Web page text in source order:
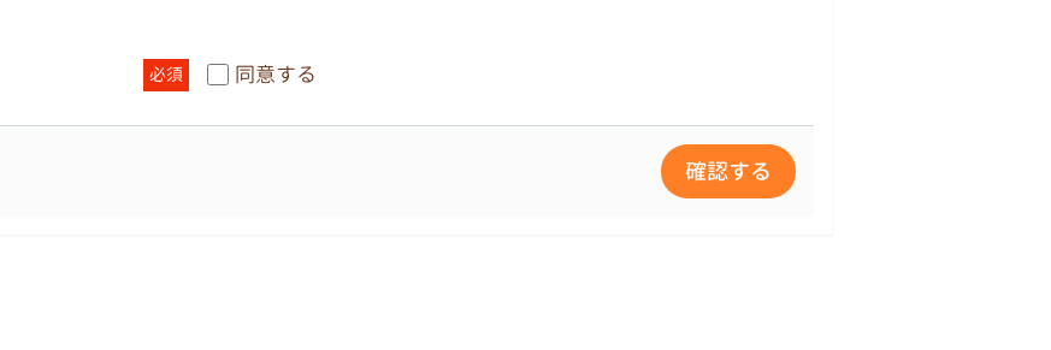
開示請求には応じません。開示手続きは各園が窓口となります。
必須 同意する
確認する